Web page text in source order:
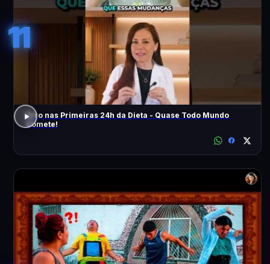
11
Erro nas Primeiras 24h da Dieta - Quase Todo Mundo
Comete!